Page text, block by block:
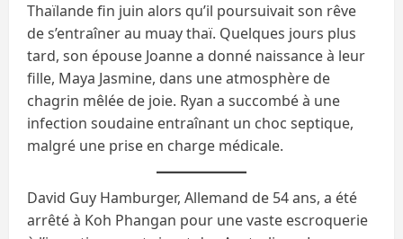
Thaïlande fin juin alors qu’il poursuivait son rêve
de s’entraîner au muay thaï. Quelques jours plus
tard, son épouse Joanne a donné naissance à leur
fille, Maya Jasmine, dans une atmosphère de
chagrin mêlée de joie. Ryan a succombé à une
infection soudaine entraînant un choc septique,
malgré une prise en charge médicale.
David Guy Hamburger, Allemand de 54 ans, a été
arrêté à Koh Phangan pour une vaste escroquerie